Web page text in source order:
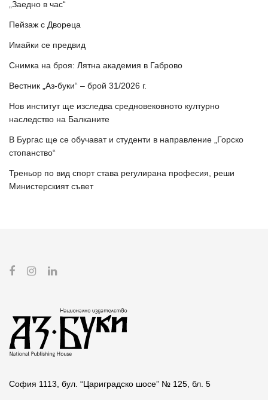
„Заедно в час“
Пейзаж с Двореца
Имайки се предвид
Снимка на броя: Лятна академия в Габрово
Вестник „Аз-буки“ – брой 31/2026 г.
Нов институт ще изследва средновековното културно
наследство на Балканите
В Бургас ще се обучават и студенти в направление „Горско
стопанство“
Треньор по вид спорт става регулирана професия, реши
Министерският съвет
София 1113, бул. “Цариградско шосе” № 125, бл. 5